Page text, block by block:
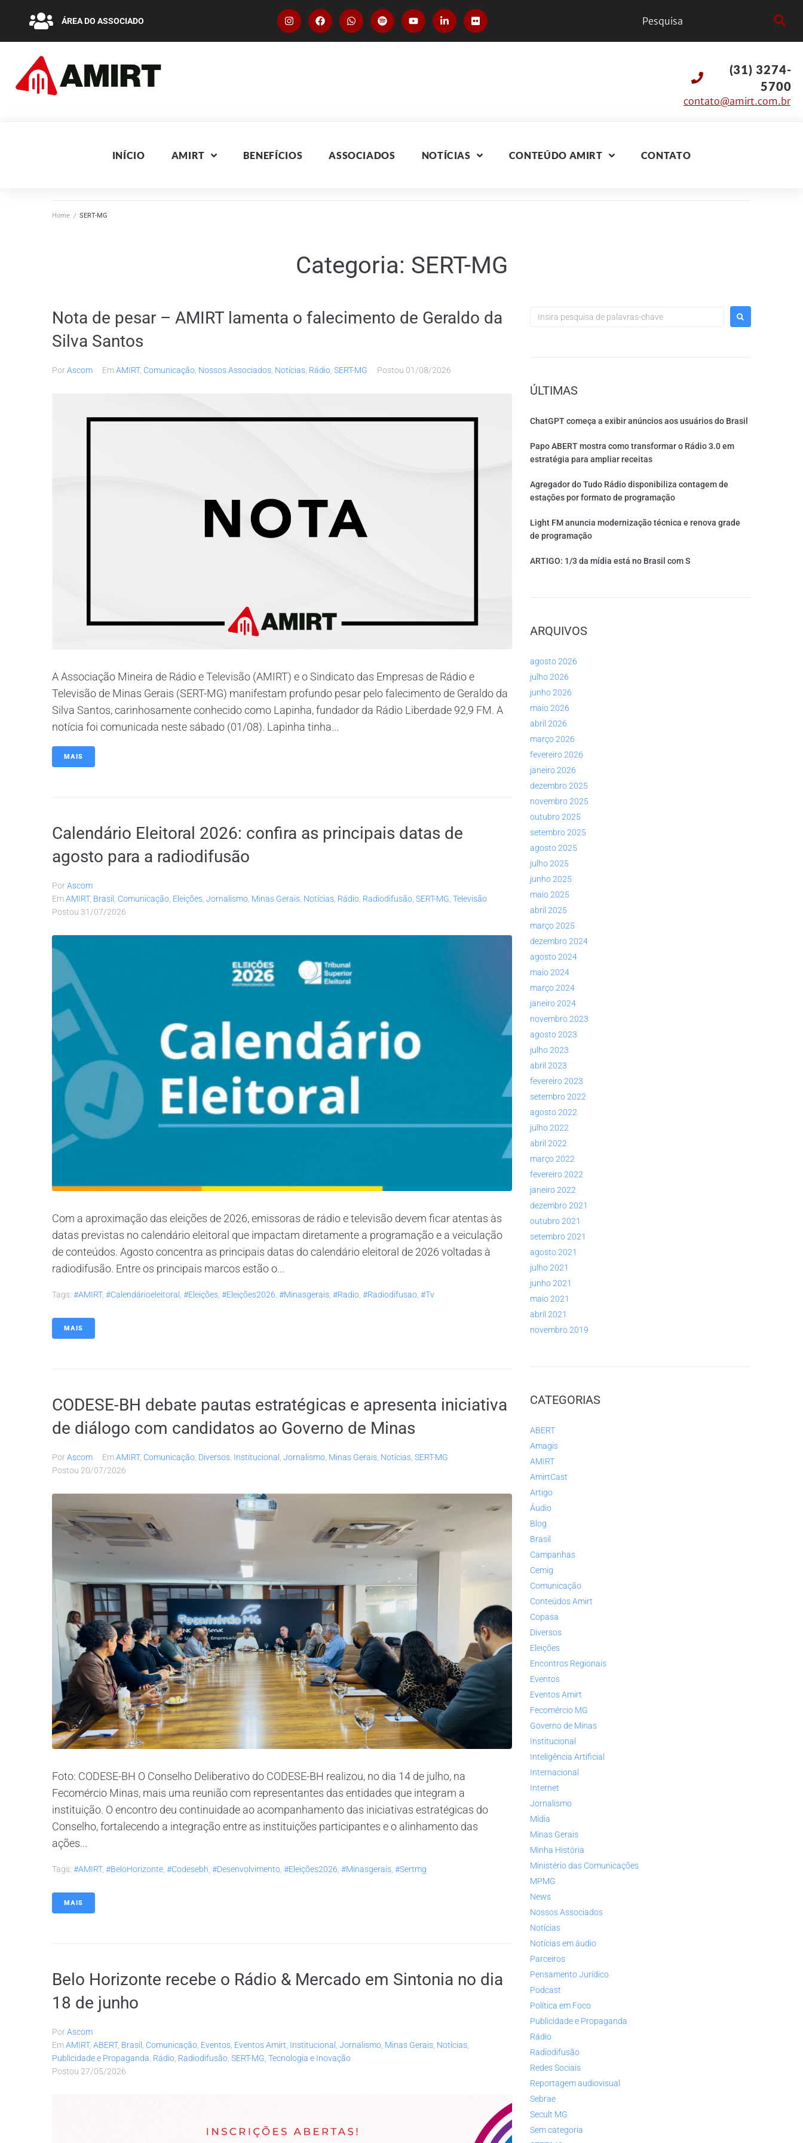
ÁREA DO ASSOCIADO
(31) 3274-
5700
contato@amirt.com.br
INÍCIO AMIRT BENEFÍCIOS ASSOCIADOS NOTÍCIAS CONTEÚDO AMIRT CONTATO
Home / SERT-MG
Categoria: SERT-MG
Nota de pesar – AMIRT lamenta o falecimento de Geraldo da
Silva Santos
PorAscom EmAMIRT, Comunicação Nossos Associados Notícias Rádio SERT-MG Postou 01/08/2026
A Associação Mineira de Rádio e Televisão (AMIRT) e o Sindicato das Empresas de Rádio e
Televisão de Minas Gerais (SERT-MG) manifestam profundo pesar pelo falecimento de Geraldo da
Silva Santos, carinhosamente conhecido como Lapinha, fundador da Rádio Liberdade 92,9 FM. A
notícia foi comunicada neste sábado (01/08). Lapinha tinha...
MAIS
Calendário Eleitoral 2026: confira as principais datas de
agosto para a radiodifusão
PorAscom
EmAMIRT, Brasil Comunicação Eleições Jornalismo Minas Gerais Notícias Rádio Radiodifusão SERT-MG Televisão
Postou 31/07/2026
Com a aproximação das eleições de 2026, emissoras de rádio e televisão devem ficar atentas às
datas previstas no calendário eleitoral que impactam diretamente a programação e a veiculação
de conteúdos. Agosto concentra as principais datas do calendário eleitoral de 2026 voltadas à
radiodifusão. Entre os principais marcos estão o...
Tags: #AMIRT, #calendárioeleitoral #eleições #eleições2026 #minasgerais #radio #radiodifusao #tv
MAIS
CODESE-BH debate pautas estratégicas e apresenta iniciativa
de diálogo com candidatos ao Governo de Minas
PorAscom EmAMIRT, Comunicação Diversos Institucional Jornalismo Minas Gerais Notícias SERT-MG
Postou 20/07/2026
Foto: CODESE-BH O Conselho Deliberativo do CODESE-BH realizou, no dia 14 de julho, na
Fecomércio Minas, mais uma reunião com representantes das entidades que integram a
instituição. O encontro deu continuidade ao acompanhamento das iniciativas estratégicas do
Conselho, fortalecendo a integração entre as instituições participantes e o alinhamento das
ações...
Tags: #AMIRT, #BeloHorizonte, #codesebh, #desenvolvimento, #eleições2026, #minasgerais, #sertmg
MAIS
Belo Horizonte recebe o Rádio & Mercado em Sintonia no dia
18 de junho
PorAscom
EmAMIRT, ABERT, Brasil , Comunicação, Eventos, Eventos Amirt, Institucional , Jornalismo, Minas Gerais, Notícias,
Publicidade e Propaganda, Rádio, Radiodifusão, SERT-MG, Tecnologia e Inovação
Postou 27/05/2026
ÚLTIMAS
ChatGPT começa a exibir anúncios aos usuários do Brasil
Papo ABERT mostra como transformar o Rádio 3.0 em
estratégia para ampliar receitas
Agregador do Tudo Rádio disponibiliza contagem de
estações por formato de programação
Light FM anuncia modernização técnica e renova grade
de programação
ARTIGO: 1/3 da mídia está no Brasil com S
ARQUIVOS
agosto 2026
julho 2026
junho 2026
maio 2026
abril 2026
março 2026
fevereiro 2026
janeiro 2026
dezembro 2025
novembro 2025
outubro 2025
setembro 2025
agosto 2025
julho 2025
junho 2025
maio 2025
abril 2025
março 2025
dezembro 2024
agosto 2024
maio 2024
março 2024
janeiro 2024
novembro 2023
agosto 2023
julho 2023
abril 2023
fevereiro 2023
setembro 2022
agosto 2022
julho 2022
abril 2022
março 2022
fevereiro 2022
janeiro 2022
dezembro 2021
outubro 2021
setembro 2021
agosto 2021
julho 2021
junho 2021
maio 2021
abril 2021
novembro 2019
CATEGORIAS
ABERT
Amagis
AMIRT
AmirtCast
Artigo
Áudio
Blog
Brasil
Campanhas
Cemig
Comunicação
Conteúdos Amirt
Copasa
Diversos
Eleições
Encontros Regionais
Eventos
Eventos Amirt
Fecomércio MG
Governo de Minas
Institucional
Inteligência Artificial
Internacional
Internet
Jornalismo
Mídia
Minas Gerais
Minha História
Ministério das Comunicações
MPMG
News
Nossos Associados
Notícias
Notícias em áudio
Parceiros
Pensamento Jurídico
Podcast
Política em Foco
Publicidade e Propaganda
Rádio
Radiodifusão
Redes Sociais
Reportagem audiovisual
Sebrae
Secult MG
Sem categoria